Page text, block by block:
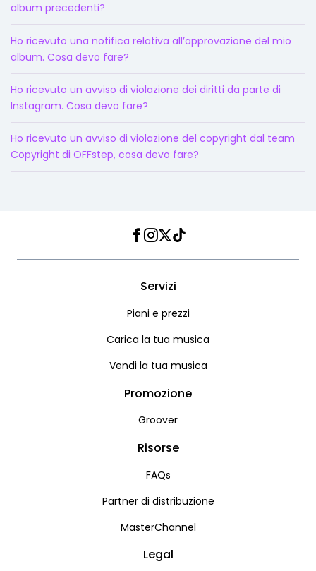
album precedenti?
Ho ricevuto una notifica relativa all’approvazione del mio
album. Cosa devo fare?
Ho ricevuto un avviso di violazione dei diritti da parte di
Instagram. Cosa devo fare?
Ho ricevuto un avviso di violazione del copyright dal team
Copyright di OFFstep, cosa devo fare?
Facebook
Instagram
Twitter
TikTok
Servizi
Piani e prezzi
Carica la tua musica
Vendi la tua musica
Promozione
Groover
Risorse
FAQs
Partner di distribuzione
MasterChannel
Legal